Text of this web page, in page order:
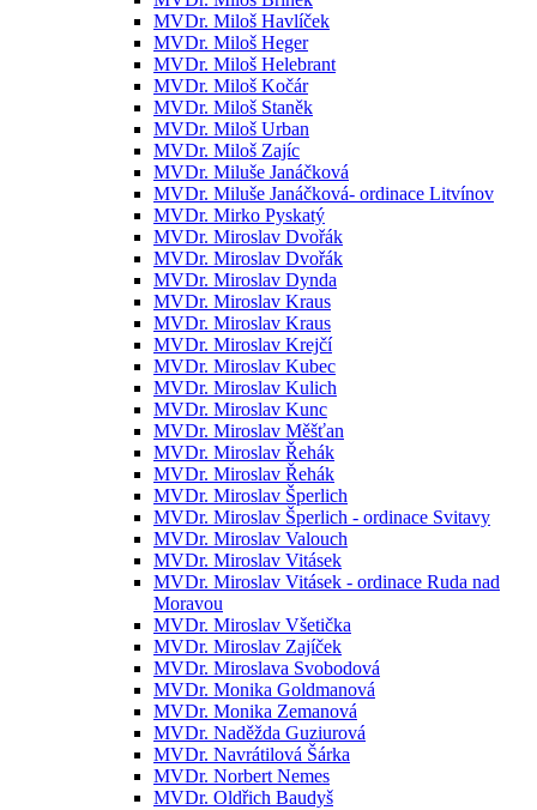
MVDr. Miloš Havlíček
MVDr. Miloš Heger
MVDr. Miloš Helebrant
MVDr. Miloš Kočár
MVDr. Miloš Staněk
MVDr. Miloš Urban
MVDr. Miloš Zajíc
MVDr. Miluše Janáčková
MVDr. Miluše Janáčková- ordinace Litvínov
MVDr. Mirko Pyskatý
MVDr. Miroslav Dvořák
MVDr. Miroslav Dvořák
MVDr. Miroslav Dynda
MVDr. Miroslav Kraus
MVDr. Miroslav Kraus
MVDr. Miroslav Krejčí
MVDr. Miroslav Kubec
MVDr. Miroslav Kulich
MVDr. Miroslav Kunc
MVDr. Miroslav Měšťan
MVDr. Miroslav Řehák
MVDr. Miroslav Řehák
MVDr. Miroslav Šperlich
MVDr. Miroslav Šperlich - ordinace Svitavy
MVDr. Miroslav Valouch
MVDr. Miroslav Vitásek
MVDr. Miroslav Vitásek - ordinace Ruda nad
Moravou
MVDr. Miroslav Všetička
MVDr. Miroslav Zajíček
MVDr. Miroslava Svobodová
MVDr. Monika Goldmanová
MVDr. Monika Zemanová
MVDr. Naděžda Guziurová
MVDr. Navrátilová Šárka
MVDr. Norbert Nemes
MVDr. Oldřich Baudyš